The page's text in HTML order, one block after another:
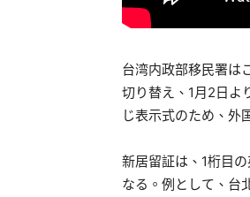
台湾内政部移民署は
切り替え、1月2日よ
じ表示式のため、外
新居留証は、1桁目
なる。例として、台